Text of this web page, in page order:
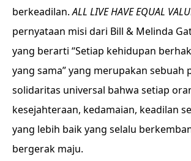
berkeadilan.ALL LIVE HAVE EQUAL
pernyataan misi dari Bill & Melinda
yang berarti “Setiap kehidupan
yang sama” yang merupakan sebuah
solidaritas universal bahwa setiap
kesejahteraan, kedamaian, keadilan
yang lebih baik yang selalu
bergerak maju.